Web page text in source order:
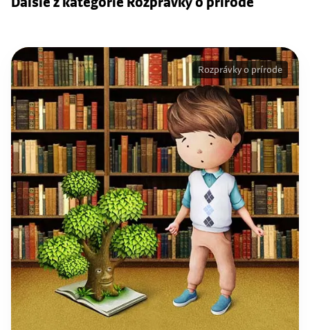
Ďalšie z kategórie Rozprávky o prírode
Rozprávky o prírode